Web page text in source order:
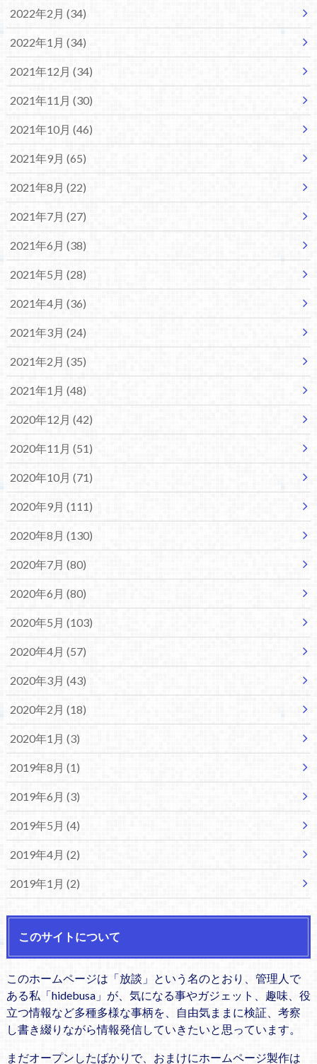
2022年2月 (34)
2022年1月 (34)
2021年12月 (34)
2021年11月 (30)
2021年10月 (46)
2021年9月 (65)
2021年8月 (22)
2021年7月 (27)
2021年6月 (38)
2021年5月 (28)
2021年4月 (36)
2021年3月 (24)
2021年2月 (35)
2021年1月 (48)
2020年12月 (42)
2020年11月 (51)
2020年10月 (71)
2020年9月 (111)
2020年8月 (130)
2020年7月 (80)
2020年6月 (80)
2020年5月 (103)
2020年4月 (57)
2020年3月 (43)
2020年2月 (18)
2020年1月 (3)
2019年8月 (1)
2019年6月 (3)
2019年5月 (4)
2019年4月 (2)
2019年1月 (2)
このサイトについて
このホームページは「放談」という名のとおり、管理人で
ある私「hidebusa」が、気になる事やガジェット、趣味、役
立つ情報など多種多様な事柄を、自由気ままに検証、考察
し書き綴りながら情報発信していきたいと思っています。
まだオープンしたばかりで、おまけにホームページ製作は